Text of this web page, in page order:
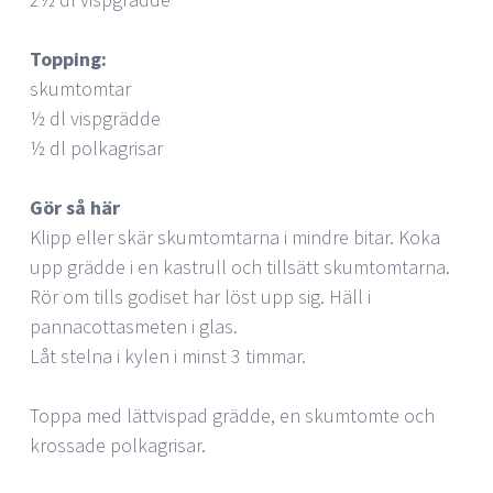
Topping:
skumtomtar
½ dl vispgrädde
½ dl polkagrisar
Gör så här
Klipp eller skär skumtomtarna i mindre bitar. Koka
upp grädde i en kastrull och tillsätt skumtomtarna.
Rör om tills godiset har löst upp sig. Häll i
pannacottasmeten i glas.
Låt stelna i kylen i minst 3 timmar.
Toppa med lättvispad grädde, en skumtomte och
krossade polkagrisar.